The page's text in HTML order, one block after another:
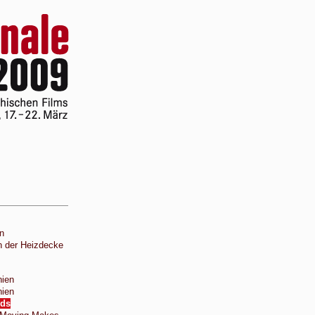
der Heizdecke